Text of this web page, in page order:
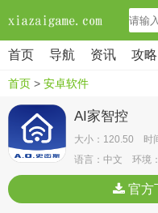
首页 导航 资讯 攻略
首页 > 安卓软件
AI家智控
大小：120.50 时
语言：中文 环境
官方